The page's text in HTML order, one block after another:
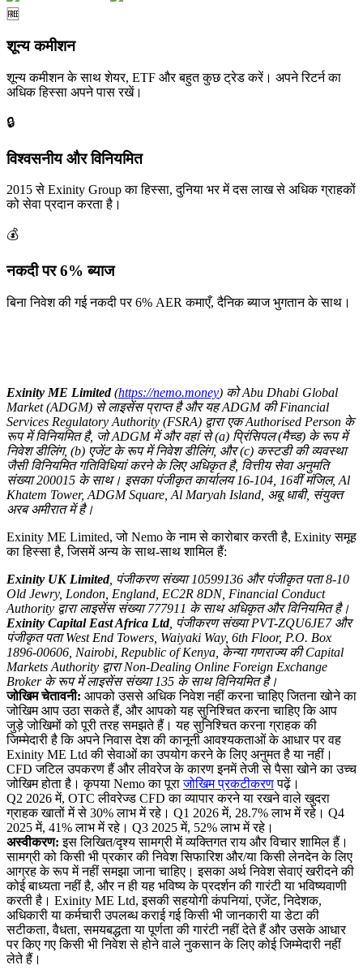
🆓
शून्य कमीशन
शून्य कमीशन के साथ शेयर, ETF और बहुत कुछ ट्रेड करें। अपने रिटर्न का
अधिक हिस्सा अपने पास रखें।
🔒
विश्वसनीय और विनियमित
2015 से Exinity Group का हिस्सा, दुनिया भर में दस लाख से अधिक ग्राहकों
को सेवा प्रदान करता है।
💰
नकदी पर 6% ब्याज
बिना निवेश की गई नकदी पर 6% AER कमाएँ, दैनिक ब्याज भुगतान के साथ।
Exinity ME Limited(https://nemo.money) को Abu Dhabi Global
Market (ADGM) से लाइसेंस प्राप्त है और यह ADGM की Financial
Services Regulatory Authority (FSRA) द्वारा एक Authorised Person के
रूप में विनियमित है, जो ADGM में और वहां से (a) प्रिंसिपल (मैच्ड) के रूप में
निवेश डीलिंग, (b) एजेंट के रूप में निवेश डीलिंग, और (c) कस्टडी की व्यवस्था
जैसी विनियमित गतिविधियां करने के लिए अधिकृत है, वित्तीय सेवा अनुमति
संख्या 200015 के साथ। इसका पंजीकृत कार्यालय 16-104, 16वीं मंजिल, Al
Khatem Tower, ADGM Square, Al Maryah Island, अबू धाबी, संयुक्त
अरब अमीरात में है।
Exinity ME Limited, जो Nemo के नाम से कारोबार करती है, Exinity समूह
का हिस्सा है, जिसमें अन्य के साथ-साथ शामिल हैं:
Exinity UK Limited, पंजीकरण संख्या 10599136 और पंजीकृत पता 8-10
Old Jewry, London, England, EC2R 8DN, Financial Conduct
Authority द्वारा लाइसेंस संख्या 777911 के साथ अधिकृत और विनियमित है।
Exinity Capital East Africa Ltd, पंजीकरण संख्या PVT-ZQU6JE7 और
पंजीकृत पता West End Towers, Waiyaki Way, 6th Floor, P.O. Box
1896-00606, Nairobi, Republic of Kenya, केन्या गणराज्य की Capital
Markets Authority द्वारा Non-Dealing Online Foreign Exchange
Broker के रूप में लाइसेंस संख्या 135 के साथ विनियमित है।
जोखिम चेतावनी: आपको उससे अधिक निवेश नहीं करना चाहिए जितना खोने का
जोखिम आप उठा सकते हैं, और आपको यह सुनिश्चित करना चाहिए कि आप
जुड़े जोखिमों को पूरी तरह समझते हैं। यह सुनिश्चित करना ग्राहक की
जिम्मेदारी है कि अपने निवास देश की कानूनी आवश्यकताओं के आधार पर वह
Exinity ME Ltd की सेवाओं का उपयोग करने के लिए अनुमत है या नहीं।
CFD जटिल उपकरण हैं और लीवरेज के कारण इनमें तेजी से पैसा खोने का उच्च
जोखिम होता है। कृपया Nemo का पूराजोखिम प्रकटीकरणपढ़ें।
Q2 2026 में, OTC लीवरेज्ड CFD का व्यापार करने या रखने वाले खुदरा
ग्राहक खातों में से 30% लाभ में रहे। Q1 2026 में, 28.7% लाभ में रहे। Q4
2025 में, 41% लाभ में रहे। Q3 2025 में, 52% लाभ में रहे।
अस्वीकरण: इस लिखित/दृश्य सामग्री में व्यक्तिगत राय और विचार शामिल हैं।
सामग्री को किसी भी प्रकार की निवेश सिफारिश और/या किसी लेनदेन के लिए
आग्रह के रूप में नहीं समझा जाना चाहिए। इसका अर्थ निवेश सेवाएं खरीदने की
कोई बाध्यता नहीं है, और न ही यह भविष्य के प्रदर्शन की गारंटी या भविष्यवाणी
करती है। Exinity ME Ltd, इसकी सहयोगी कंपनियां, एजेंट, निदेशक,
अधिकारी या कर्मचारी उपलब्ध कराई गई किसी भी जानकारी या डेटा की
सटीकता, वैधता, समयबद्धता या पूर्णता की गारंटी नहीं देते हैं और उसके आधार
पर किए गए किसी भी निवेश से होने वाले नुकसान के लिए कोई जिम्मेदारी नहीं
लेते हैं।